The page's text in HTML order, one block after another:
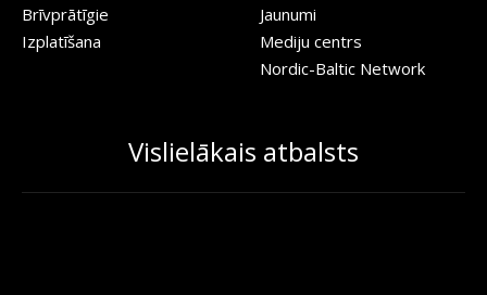
Brīvprātīgie
Izplatīšana
Jaunumi
Mediju centrs
Nordic-Baltic Network
Vislielākais atbalsts